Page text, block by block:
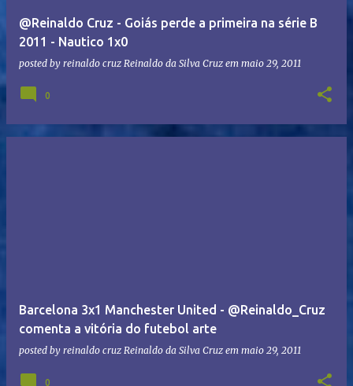
@Reinaldo Cruz - Goiás perde a primeira na série B
2011 - Nautico 1x0
posted by reinaldo cruz Reinaldo da Silva Cruz em maio 29, 2011
0
Barcelona 3x1 Manchester United - @Reinaldo_Cruz
comenta a vitória do futebol arte
posted by reinaldo cruz Reinaldo da Silva Cruz em maio 29, 2011
0